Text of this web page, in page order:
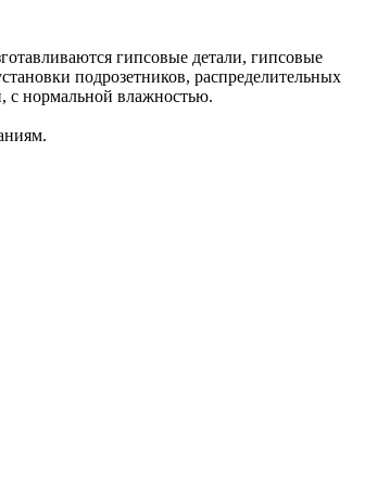
гипсовые детали, гипсовые
подрозетников, распределительных
с нормальной влажностью.